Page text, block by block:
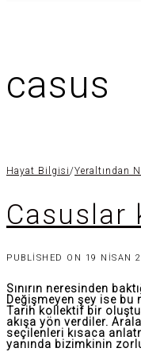
casus
Hayat Bilgisi /Yeraltından
Casuslar
PUBLISHED ON 19 NISAN
Sınırın neresinden
Değişmeyen şey ise
Tarih kollektif bir
akışa yön verdiler.
seçilenleri kısaca
yanında bizimkinin